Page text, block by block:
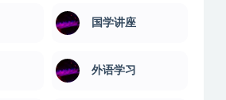
国学讲座
外语学习